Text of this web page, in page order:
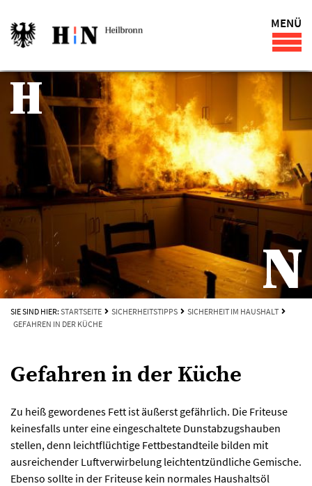
MENÜ
SIE SIND HIER: STARTSEITE SICHERHEITSTIPPS
SICHERHEIT IM HAUSHALT
GEFAHREN IN DER KÜCHE
Gefahren in der Küche
Zu heiß gewordenes Fett ist äußerst gefährlich. Die Friteuse
keinesfalls unter eine eingeschaltete Dunstabzugshauben
stellen, denn leichtflüchtige Fettbestandteile bilden mit
ausreichender Luftverwirbelung leichtentzündliche Gemische.
Ebenso sollte in der Friteuse kein normales Haushaltsöl